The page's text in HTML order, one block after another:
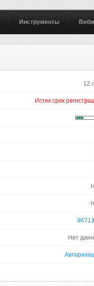
Инструменты
12
Истек срок
Нет